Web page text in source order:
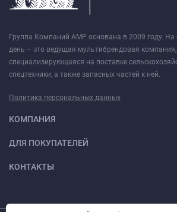
Группа Компаний АМР основана в 2009 году. На
день – это ведущая мультибрендовая компания,
специализирующаяся на поставке
спецтехники, а также запасных частей к ней.
Политика персональных данных
КОМПАНИЯ
ДЛЯ ПОКУПАТЕЛЕЙ
КОНТАКТЫ